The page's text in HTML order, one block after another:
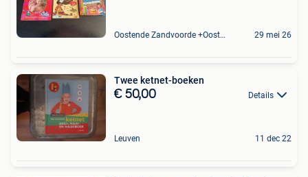
Oostende Zandvoorde +Oostende 29 mei 26
Twee ketnet-boeken
€ 50,00 Details
Leuven 11 dec 22